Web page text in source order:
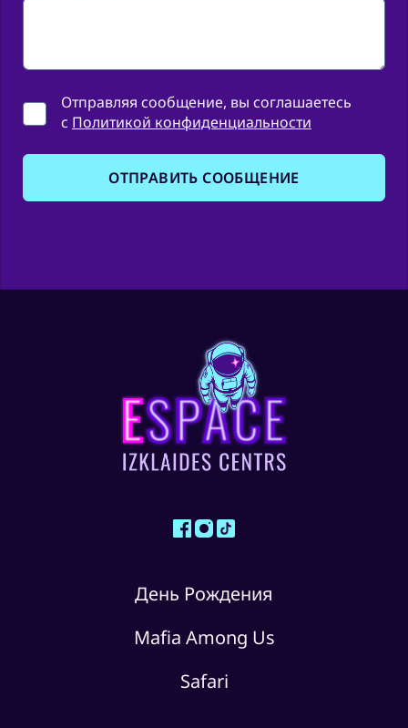
Отправляя сообщение, вы соглашаетесь
с Политикой конфиденциальности
ОТПРАВИТЬ СООБЩЕНИЕ
День Рождения
Mafia Among Us
Safari